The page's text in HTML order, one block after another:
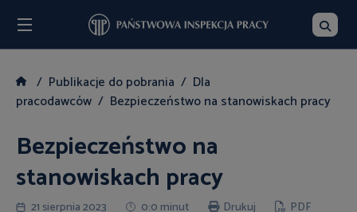
Publikacje do pobrania
Dla
pracodawców
Bezpieczeństwo na stanowiskach pracy
Bezpieczeństwo na
stanowiskach pracy
21 sierpnia 2023 0:0 minut Drukuj PDF
Szukaj